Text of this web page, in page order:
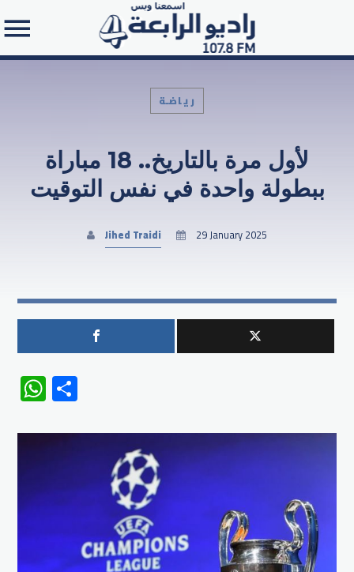
Search in the website:
رياضـة
لأول مرة بالتاريخ.. ​​​​​​​18 مباراة
ببطولة واحدة في نفس التوقيت
Jihed Traidi 29 January 2025
WhatsApp